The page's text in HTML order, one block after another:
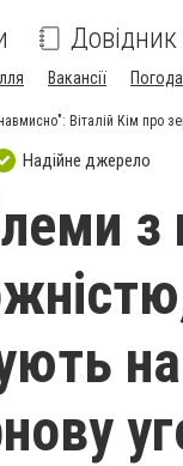
Довідник
Вакансії Погода
Віталій Кім про
Надійне джерело
з